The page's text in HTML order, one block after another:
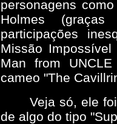
personagens
Holmes
participações
Missão
Man from
cameo "The
Veja só, ele
de algo do tipo